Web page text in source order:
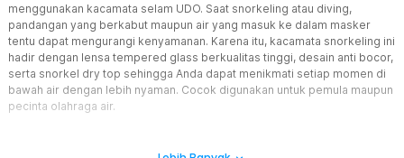
menggunakan kacamata selam UDO. Saat snorkeling atau diving,
pandangan yang berkabut maupun air yang masuk ke dalam masker
tentu dapat mengurangi kenyamanan. Karena itu, kacamata snorkeling ini
hadir dengan lensa tempered glass berkualitas tinggi, desain anti bocor,
serta snorkel dry top sehingga Anda dapat menikmati setiap momen di
bawah air dengan lebih nyaman. Cocok digunakan untuk pemula maupun
pecinta olahraga air.